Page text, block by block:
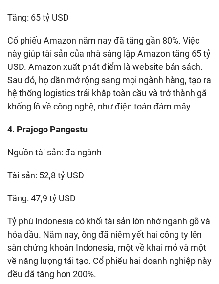
Tăng: 65 tỷ USD
Cổ phiếu Amazon năm nay đã tăng gần 80%. Việc
này giúp tài sản của nhà sáng lập Amazon tăng 65 tỷ
USD. Amazon xuất phát điểm là website bán sách.
Sau đó, họ dần mở rộng sang mọi ngành hàng, tạo ra
hệ thống logistics trải khắp toàn cầu và trở thành gã
khổng lồ về công nghệ, như điện toán đám mây.
4. Prajogo Pangestu
Nguồn tài sản: đa ngành
Tài sản: 52,8 tỷ USD
Tăng: 47,9 tỷ USD
Tỷ phú Indonesia có khối tài sản lớn nhờ ngành gỗ và
hóa dầu. Năm nay, ông đã niêm yết hai công ty lên
sàn chứng khoán Indonesia, một về khai mỏ và một
về năng lượng tái tạo. Cổ phiếu hai doanh nghiệp này
đều đã tăng hơn 200%.